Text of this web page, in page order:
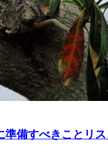
準備すべきことリ